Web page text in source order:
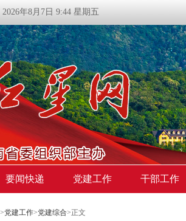
2026年8月7日 9:44 星期五
要闻快递 党建工作 干部工作
>党建工作>党建综合>正文